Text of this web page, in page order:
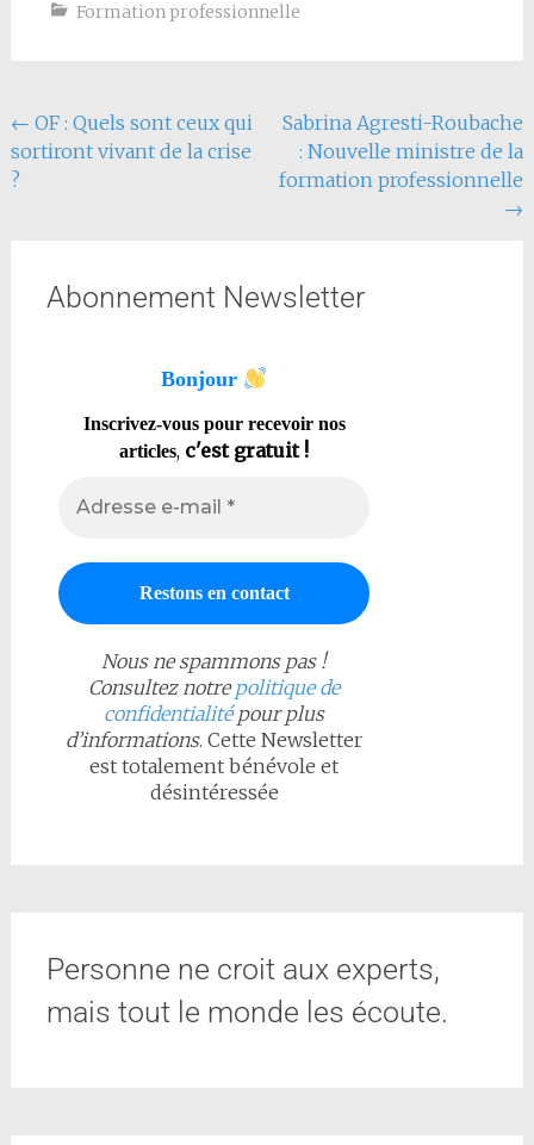
Formation professionnelle
← OF : Quels sont ceux qui
sortiront vivant de la crise
?
Sabrina Agresti-Roubache
: Nouvelle ministre de la
formation professionnelle
→
Abonnement Newsletter
Bonjour
Inscrivez-vous pour recevoir nos
articles, c'est gratuit !
Nous ne spammons pas !
Consultez notrepolitique de
confidentialitépour plus
d’informations. Cette Newsletter
est totalement bénévole et
désintéressée
Personne ne croit aux experts,
mais tout le monde les écoute.